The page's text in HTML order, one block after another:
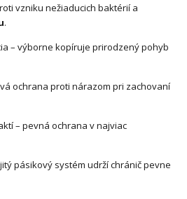
vzniku nežiaducich baktérií a
.
– výborne kopíruje prirodzený pohyb
ochrana proti nárazom pri zachovaní
– pevná ochrana v najviac
pásikový systém udrží chránič pevne